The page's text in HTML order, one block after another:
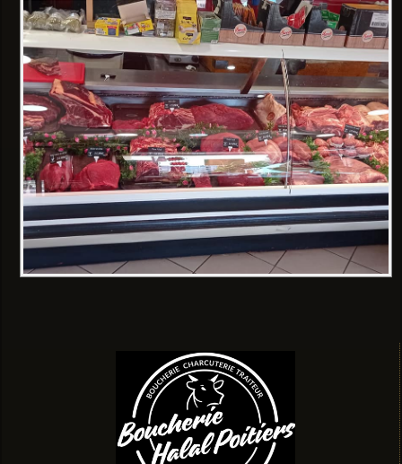
achats au niveau de la
boucherie.
Le Dimanche, nous serons
présents au marché aux
heures habituelles.
Le Gérant